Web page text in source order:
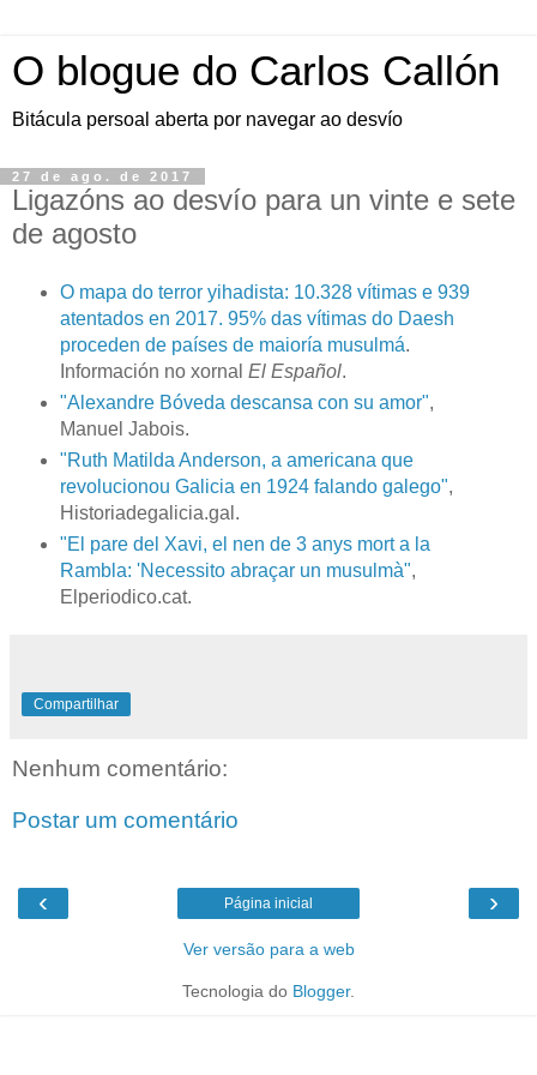
O blogue do Carlos Callón
Bitácula persoal aberta por navegar ao desvío
27 de ago. de 2017
Ligazóns ao desvío para un vinte e sete
de agosto
O mapa do terror yihadista: 10.328 vítimas e 939
atentados en 2017. 95% das vítimas do Daesh
proceden de países de maioría musulmá.
Información no xornal El Español.
"Alexandre Bóveda descansa con su amor",
Manuel Jabois.
"Ruth Matilda Anderson, a americana que
revolucionou Galicia en 1924 falando galego",
Historiadegalicia.gal.
"El pare del Xavi, el nen de 3 anys mort a la
Rambla: 'Necessito abraçar un musulmà",
Elperiodico.cat.
Compartilhar
Nenhum comentário:
Postar um comentário
‹ ›
Página inicial
Ver versão para a web
Tecnologia do Blogger.